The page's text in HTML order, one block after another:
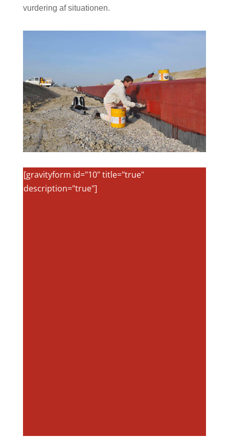
vurdering af situationen.
[gravityform id="10" title="true"
description="true"]